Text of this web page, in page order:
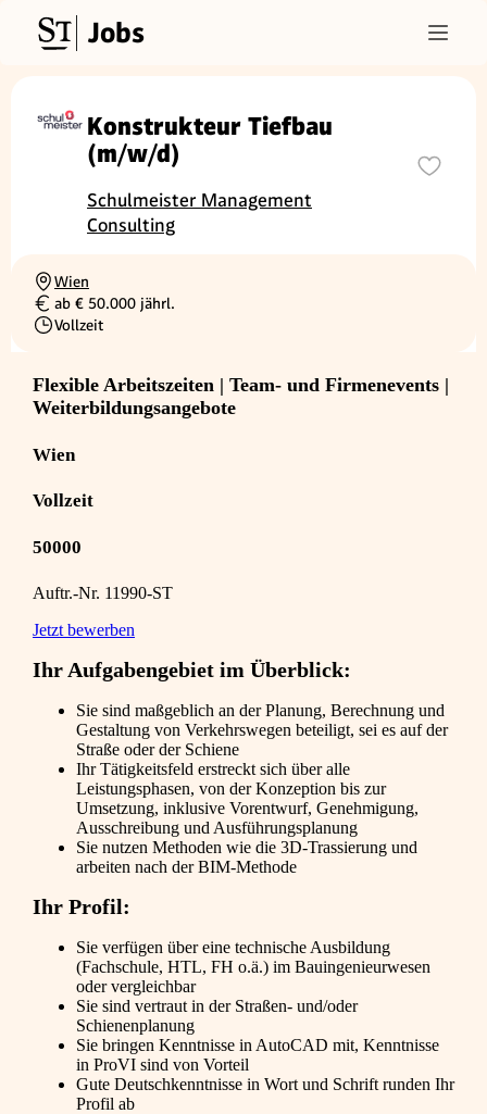
Jobs
Konstrukteur Tiefbau
(m/w/d)
Schulmeister Management
Consulting
Ortschaft
Wien
Gehalt
ab € 50.000 jährl.
Beschäftigungsart
Vollzeit
Flexible Arbeitszeiten | Team- und Firmenevents |
Weiterbildungsangebote
Wien
Vollzeit
50000
Auftr.-Nr. 11990-ST
Jetzt bewerben
Ihr Aufgabengebiet im Überblick:
Sie sind maßgeblich an der Planung, Berechnung und
Gestaltung von Verkehrswegen beteiligt, sei es auf der
Straße oder der Schiene
Ihr Tätigkeitsfeld erstreckt sich über alle
Leistungsphasen, von der Konzeption bis zur
Umsetzung, inklusive Vorentwurf, Genehmigung,
Ausschreibung und Ausführungsplanung
Sie nutzen Methoden wie die 3D-Trassierung und
arbeiten nach der BIM-Methode
Ihr Profil:
Sie verfügen über eine technische Ausbildung
(Fachschule, HTL, FH o.ä.) im Bauingenieurwesen
oder vergleichbar
Sie sind vertraut in der Straßen- und/oder
Schienenplanung
Sie bringen Kenntnisse in AutoCAD mit, Kenntnisse
in ProVI sind von Vorteil
Gute Deutschkenntnisse in Wort und Schrift runden Ihr
Profil ab